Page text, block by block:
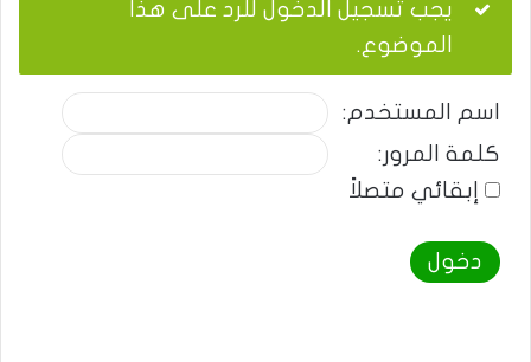
يجب تسجيل الدخول للرد على هذا
الموضوع.
اسم المستخدم:
كلمة المرور:
إبقائي متصلاً
دخول